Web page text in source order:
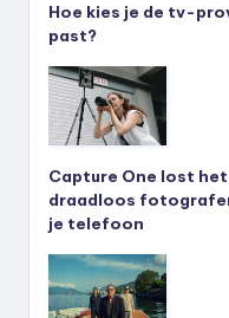
Hoe kies je de tv-
past?
Capture One lost
draadloos
je telefoon